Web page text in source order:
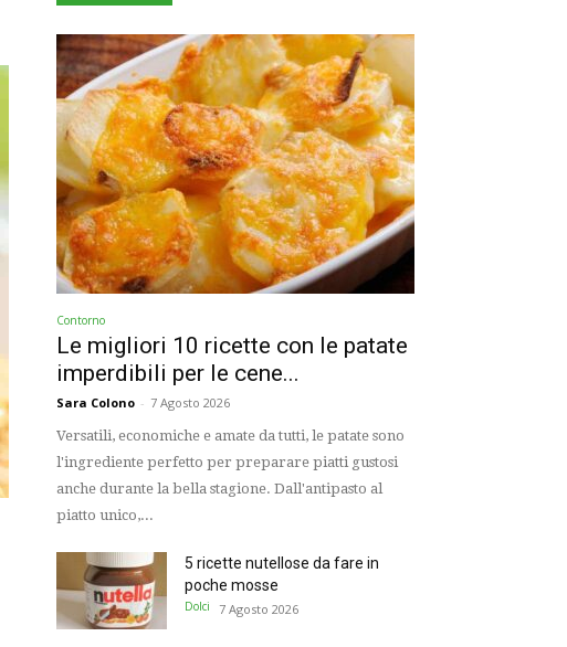
Contorno
Le migliori 10 ricette con le patate
imperdibili per le cene...
Sara Colono - 7 Agosto 2026
Versatili, economiche e amate da tutti, le patate sono
l'ingrediente perfetto per preparare piatti gustosi
anche durante la bella stagione. Dall'antipasto al
piatto unico,...
5 ricette nutellose da fare in
poche mosse
Dolci 7 Agosto 2026